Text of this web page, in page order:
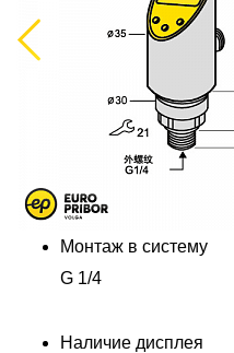
Previous
Монтаж в систему
G 1/4
Наличие дисплея